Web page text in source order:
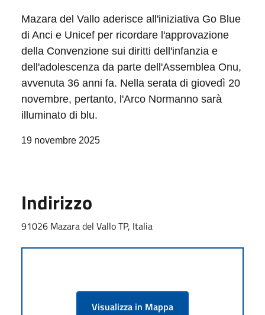
Mazara del Vallo aderisce all'iniziativa Go Blue
di Anci e Unicef per ricordare l'approvazione
della Convenzione sui diritti dell'infanzia e
dell'adolescenza da parte dell'Assemblea Onu,
avvenuta 36 anni fa. Nella serata di giovedì 20
novembre, pertanto, l'Arco Normanno sarà
illuminato di blu.
19 novembre 2025
Indirizzo
91026 Mazara del Vallo TP, Italia
Visualizza in Mappa